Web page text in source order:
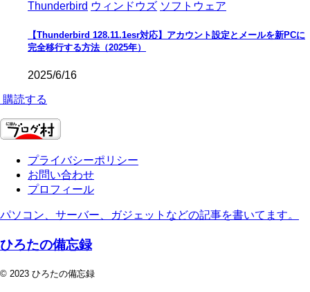
Thunderbird ウィンドウズ ソフトウェア
【Thunderbird 128.11.1esr対応】アカウント設定とメールを新PCに
完全移行する方法（2025年）
2025/6/16
購読する
プライバシーポリシー
お問い合わせ
プロフィール
パソコン、サーバー、ガジェットなどの記事を書いてます。
ひろたの備忘録
© 2023 ひろたの備忘録